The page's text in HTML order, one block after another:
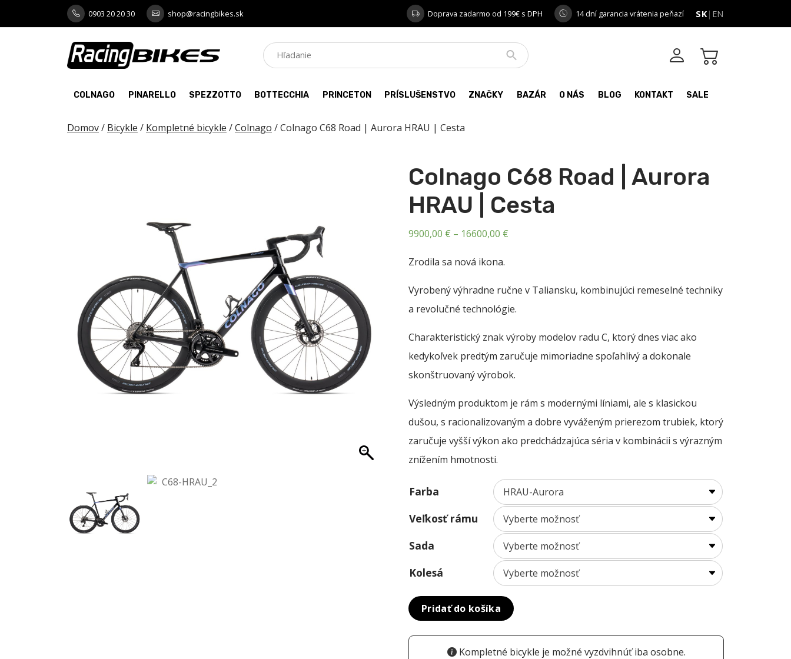
0903 20 20 30 shop@racingbikes.sk Doprava zadarmo od 199€ s DPH 14 dní garancia vrátenia peňazí SK | EN
COLNAGO PINARELLO SPEZZOTTO BOTTECCHIA PRINCETON PRÍSLUŠENSTVO ZNAČKY BAZÁR O NÁS BLOG KONTAKT SALE
Domov/ Bicykle / Kompletné bicykle /Colnago / Colnago C68 Road | Aurora HRAU | Cesta
Colnago C68 Road | Aurora
HRAU | Cesta
9900,00 € – 16600,00 €
through
16600,00 €
Zrodila sa nová ikona.
Vyrobený výhradne ručne v Taliansku, kombinujúci remeselné techniky
a revolučné technológie.
Charakteristický znak výroby modelov radu C, ktorý dnes viac ako
kedykoľvek predtým zaručuje mimoriadne spoľahlivý a dokonale
skonštruovaný výrobok.
Výsledným produktom je rám s modernými líniami, ale s klasickou
dušou, s racionalizovaným a dobre vyváženým prierezom trubiek, ktorý
zaručuje vyšší výkon ako predchádzajúca séria v kombinácii s výrazným
znížením hmotnosti.
Farba
Veľkosť rámu
Sada
Kolesá
Pridať do košíka
Kompletné bicykle je možné vyzdvihnúť iba osobne.